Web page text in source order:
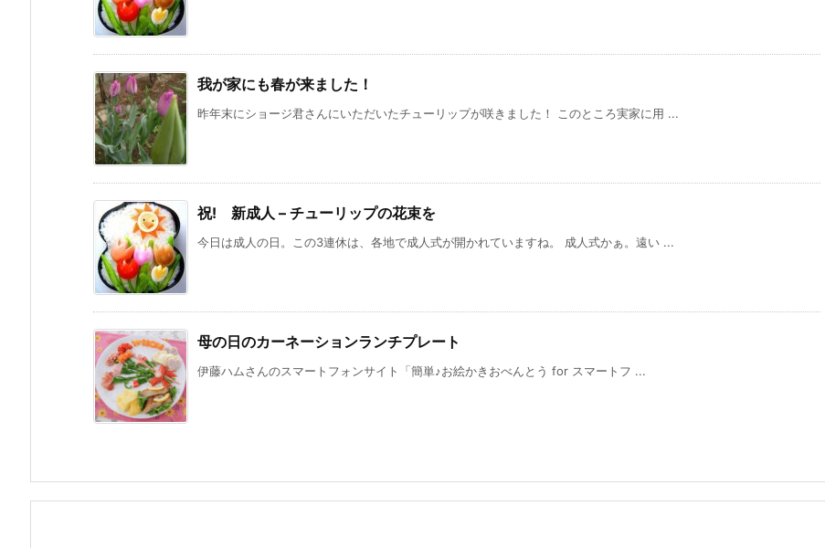
我が家にも春が来ました！
昨年末にショージ君さんにいただいたチューリップが咲きました！ このところ実家に用 ...
祝! 新成人 – チューリップの花束を
今日は成人の日。この3連休は、各地で成人式が開かれていますね。 成人式かぁ。遠い ...
母の日のカーネーションランチプレート
伊藤ハムさんのスマートフォンサイト「簡単♪お絵かきおべんとう for スマートフ ...